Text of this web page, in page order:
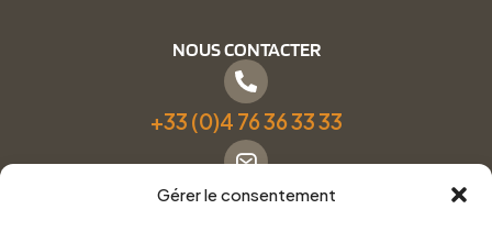
Gérer le consentement
NOUS CONTACTER
+33 (0)4 76 36 33 33
Formulaire de contact